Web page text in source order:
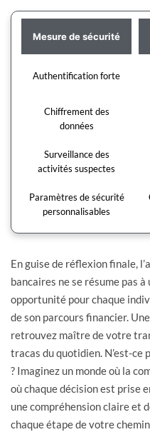
Mesure de sécurité
Authentification forte
Chiffrement des
données
Surveillance des
activités suspectes
Paramètres de sécurité
personnalisables
En guise de réflexion finale,
bancaires ne se résume pas
opportunité pour chaque
de son parcours financier.
retrouvez maître de votre
tracas du quotidien. N’est-ce
? Imaginez un monde où la
où chaque décision est prise
une compréhension claire et
chaque étape de votre